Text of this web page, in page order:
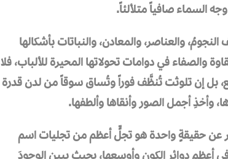
السماء صافياً متلألئاً.
والعناصر، والمعادن، والنباتات بأشكالها
والصفاء في دوامات تحولاتها المحيرة للألباب، فلا
بل إن تلوثت تُنظَّف فوراً وتُساق سوقاً من لدن قدرة
وأخذِ أجمل الصور وأنقاها وألطفها.
عن حقيقةٍ واحدة هو تجلٍّ أعظم من تجليات اسم
أعظم دوائر الكون وأوسعها، بحيث يبين الوجودَ